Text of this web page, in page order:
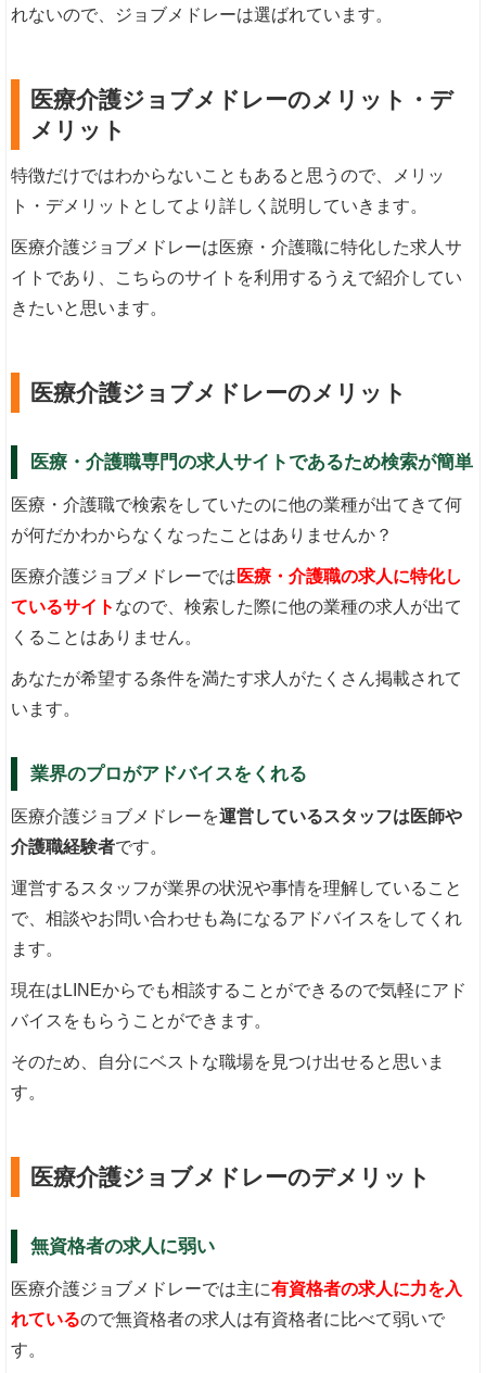
れないので、ジョブメドレーは選ばれています。
医療介護ジョブメドレーのメリット・デ
メリット
特徴だけではわからないこともあると思うので、メリッ
ト・デメリットとしてより詳しく説明していきます。
医療介護ジョブメドレーは医療・介護職に特化した求人サ
イトであり、こちらのサイトを利用するうえで紹介してい
きたいと思います。
医療介護ジョブメドレーのメリット
医療・介護職専門の求人サイトであるため検索が簡単
医療・介護職で検索をしていたのに他の業種が出てきて何
が何だかわからなくなったことはありませんか？
医療介護ジョブメドレーでは 医療・介護職の求人に特化し
ているサイト なので、検索した際に他の業種の求人が出て
くることはありません。
あなたが希望する条件を満たす求人がたくさん掲載されて
います。
業界のプロがアドバイスをくれる
医療介護ジョブメドレーを運営しているスタッフは医師や
介護職経験者です。
運営するスタッフが業界の状況や事情を理解していること
で、相談やお問い合わせも為になるアドバイスをしてくれ
ます。
現在はLINEからでも相談することができるので気軽にアド
バイスをもらうことができます。
そのため、自分にベストな職場を見つけ出せると思いま
す。
医療介護ジョブメドレーのデメリット
無資格者の求人に弱い
医療介護ジョブメドレーでは主に有資格者の求人に力を入
れているので無資格者の求人は有資格者に比べて弱いで
す。